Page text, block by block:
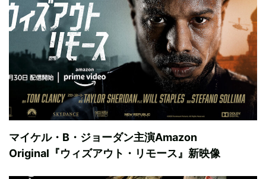
マイケル・B・ジョーダン主演Amazon
Original『ウィズアウト・リモース』新映像